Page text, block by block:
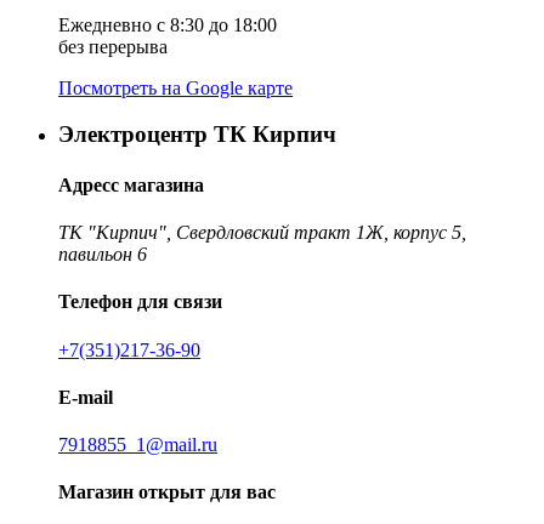
Ежедневно с 8:30 до 18:00
без перерыва
Посмотреть на Google карте
Электроцентр ТК Кирпич
Адресс магазина
ТК "Кирпич", Свердловский тракт 1Ж, корпус 5,
павильон 6
Телефон для связи
+7(351)217-36-90
E-mail
7918855_1@mail.ru
Магазин открыт для вас